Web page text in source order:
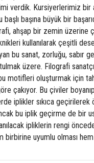
verdik. Kursiyerlerimiz bir
başlı başına büyük bir
ahşap bir zemin üzerine
kullanılarak çeşitli
bu sanat, zorluğu, sabır
üzere. Filografi
motifleri oluşturmak için
çakıyor. Bu çiviler
iplikler sıkıca
bu iplik geçirme de bir
ipliklerin rengi
birbirine uyumlu olması